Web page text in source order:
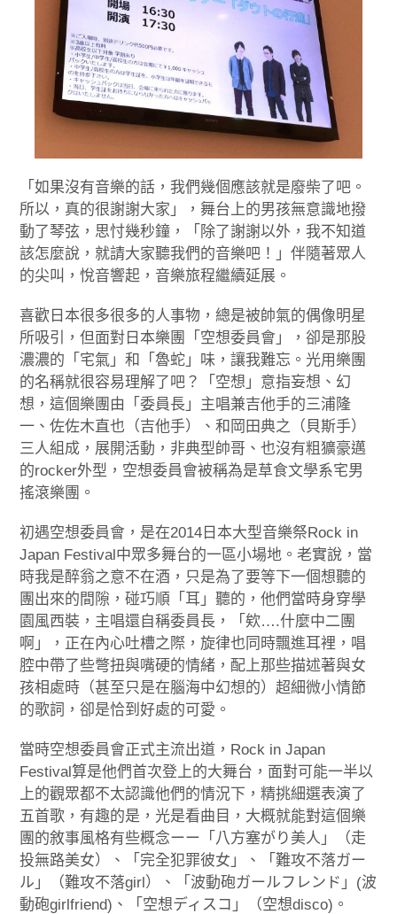
各期目錄
索取共誌
「如果沒有音樂的話，我們幾個應該就是廢柴了吧。
所以，真的很謝謝大家」，舞台上的男孩無意識地撥
動了琴弦，思忖幾秒鐘，「除了謝謝以外，我不知道
該怎麼說，就請大家聽我們的音樂吧！」伴隨著眾人
的尖叫，悅音響起，音樂旅程繼續延展。
喜歡日本很多很多的人事物，總是被帥氣的偶像明星
所吸引，但面對日本樂團「空想委員會」，卻是那股
濃濃的「宅氣」和「魯蛇」味，讓我難忘。光用樂團
的名稱就很容易理解了吧？「空想」意指妄想、幻
想，這個樂團由「委員長」主唱兼吉他手的三浦隆
一、佐佐木直也（吉他手）、和岡田典之（貝斯手）
三人組成，展開活動，非典型帥哥、也沒有粗獷豪邁
的rocker外型，空想委員會被稱為是草食文學系宅男
搖滾樂團。
初遇空想委員會，是在2014日本大型音樂祭Rock in
Japan Festival中眾多舞台的一區小場地。老實說，當
時我是醉翁之意不在酒，只是為了要等下一個想聽的
團出來的間隙，碰巧順「耳」聽的，他們當時身穿學
園風西裝，主唱還自稱委員長，「欸….什麼中二團
啊」，正在內心吐槽之際，旋律也同時飄進耳裡，唱
腔中帶了些彆扭與嘴硬的情緒，配上那些描述著與女
孩相處時（甚至只是在腦海中幻想的）超細微小情節
的歌詞，卻是恰到好處的可愛。
當時空想委員會正式主流出道，Rock in Japan
Festival算是他們首次登上的大舞台，面對可能一半以
上的觀眾都不太認識他們的情況下，精挑細選表演了
五首歌，有趣的是，光是看曲目，大概就能對這個樂
團的敘事風格有些概念ーー「八方塞がり美人」（走
投無路美女）、「完全犯罪彼女」、「難攻不落ガー
ル」（難攻不落girl）、「波動砲ガールフレンド」(波
動砲girlfriend)、「空想ディスコ」（空想disco)。